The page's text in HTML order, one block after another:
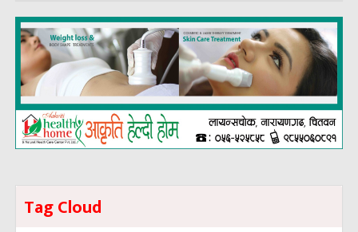
Tag Cloud